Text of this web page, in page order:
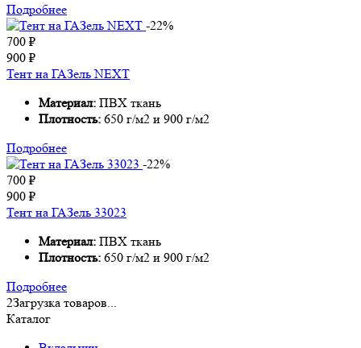
Подробнее
-22%
700 ₽
900 ₽
Тент на ГАЗель NEXT
Материал: ПВХ ткань
Плотность: 650 г/м2 и 900 г/м2
Подробнее
-22%
700 ₽
900 ₽
Тент на ГАЗель 33023
Материал: ПВХ ткань
Плотность: 650 г/м2 и 900 г/м2
Подробнее
2Загрузка товаров...
Каталог